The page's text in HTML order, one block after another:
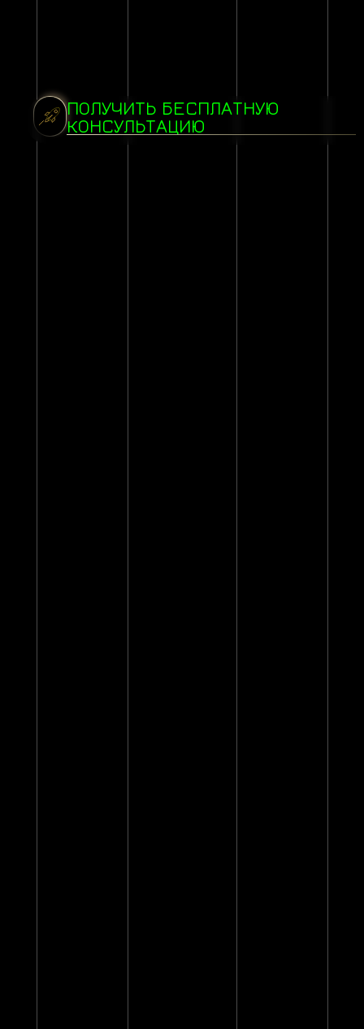
ПОЛУЧИТЬ БЕСПЛАТНУЮ
КОНСУЛЬТАЦИЮ